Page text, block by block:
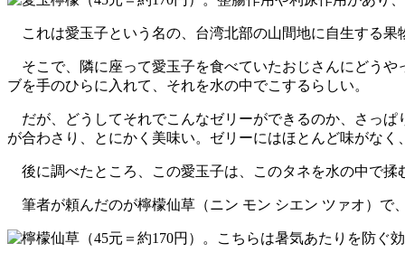
これは愛玉子という名の、台湾北部の山間地に自生する果
そこで、隣に座って愛玉子を食べていたおじさんにどうや
ブを手のひらに入れて、それを水の中でこするらしい。
だが、どうしてそれでこんなゼリーができるのか、さっぱ
が合わさり、とにかく美味い。ゼリーにはほとんど味がな
後に調べたところ、この愛玉子は、このタネを水の中で
筆者が頼んだのが檸檬仙草（ニン モン シエン ツァオ）で